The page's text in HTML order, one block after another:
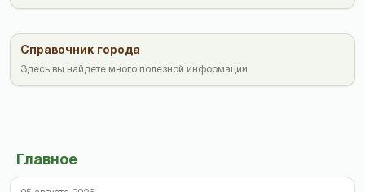
Справочник города
Здесь вы найдете много полезной информации
Главное